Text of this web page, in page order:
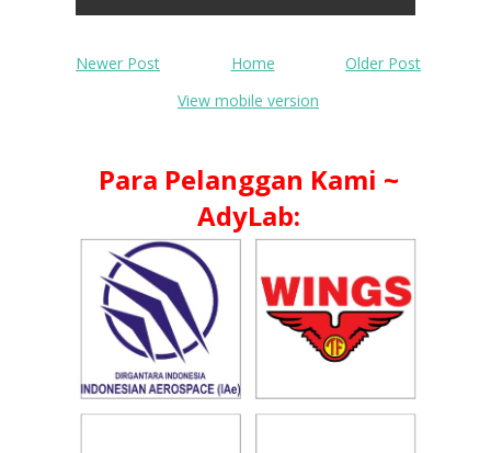
Newer Post Older Post
Home
View mobile version
Para Pelanggan Kami ~
AdyLab: